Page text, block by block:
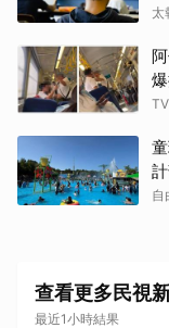
太
自
查看更多民視
最近1小時結果